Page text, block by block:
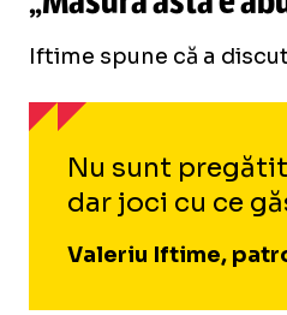
Iftime spune că a
Nu sunt
dar joci cu ce
Valeriu Iftime,